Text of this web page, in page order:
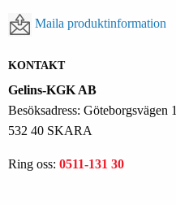
Maila produktinformation
KONTAKT
Gelins-KGK AB
Besöksadress: Göteborgsvägen 1
532 40 SKARA
Ring oss: 0511-131 30